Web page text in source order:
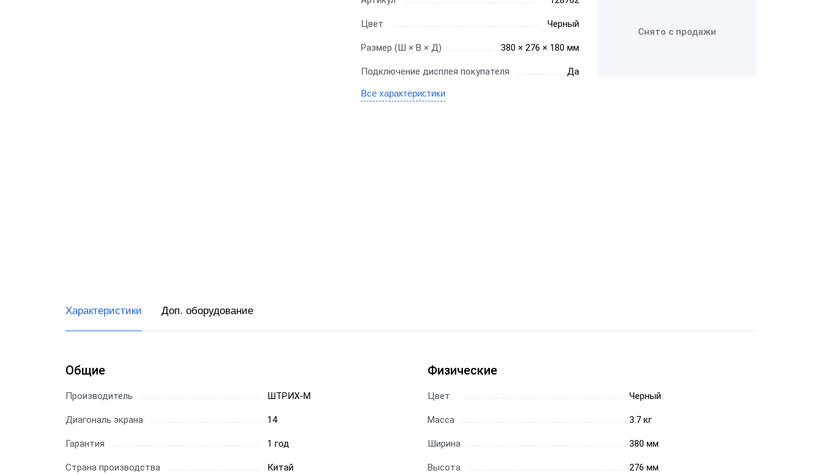
Для миниотеля
Для гостиницы
Для салона красоты
Цвет Черный
Размер (Ш × В × Д) 380 × 276 × 180 мм
Подключение дисплея покупателя Да
Все характеристики
Снято с продажи
Характеристики Доп. оборудование
Общие
Производитель ШТРИХ-М
Диагональ экрана 14
Гарантия 1 год
Страна производства Китай
Физические
Цвет Черный
Масса 3.7 кг
Ширина 380 мм
Высота 276 мм